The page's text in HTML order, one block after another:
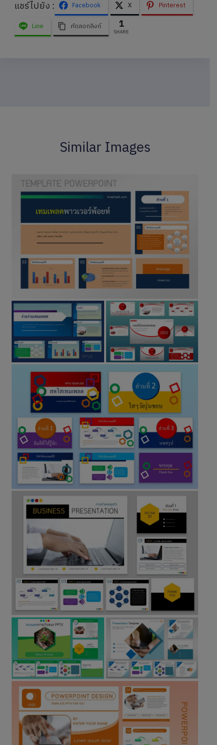
แชร์ไปยัง :
Facebook X
Pinterest
Line
คัดลอกลิงก์ 1
SHARE
Similar Images